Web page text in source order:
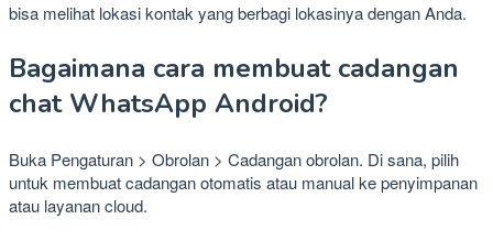
bisa melihat lokasi kontak yang berbagi lokasinya dengan Anda.
Bagaimana cara membuat cadangan
chat WhatsApp Android?
Buka Pengaturan > Obrolan > Cadangan obrolan. Di sana, pilih
untuk membuat cadangan otomatis atau manual ke penyimpanan
atau layanan cloud.